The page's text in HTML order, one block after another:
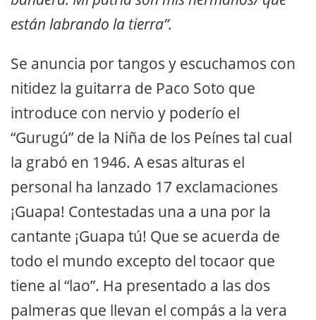
están labrando la tierra”.
Se anuncia por tangos y escuchamos con
nitidez la guitarra de Paco Soto que
introduce con nervio y poderío el
“Gurugú” de la Niña de los Peínes tal cual
la grabó en 1946. A esas alturas el
personal ha lanzado 17 exclamaciones
¡Guapa! Contestadas una a una por la
cantante ¡Guapa tú! Que se acuerda de
todo el mundo excepto del tocaor que
tiene al “lao”. Ha presentado a las dos
palmeras que llevan el compás a la vera